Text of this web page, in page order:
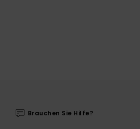
Brauchen Sie Hilfe?